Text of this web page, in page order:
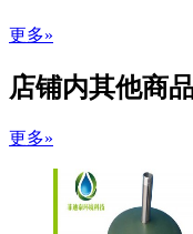
更多»
店铺内其他商
更多»